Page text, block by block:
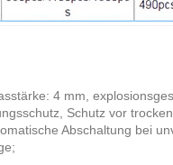
4 mm,
Schutz vor
Abschaltung bei